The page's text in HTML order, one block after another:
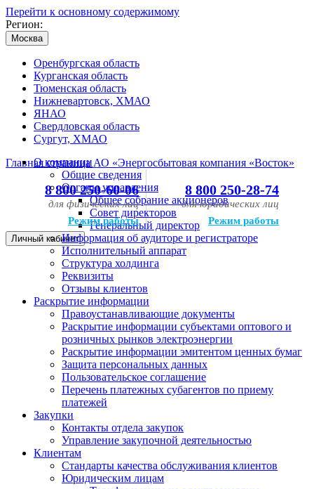
Перейти к основному содержимому
Регион:
Москва
Оренбургская область
Курганская область
Тюменская область
Нижневартовск, ХМАО
ЯНАО
Свердловская область
Сургут, ХМАО
Главная страница АО «Энергосбытовая компания «Восток»
8 800 250-60-06
для физических лиц
Режим работы
8 800 250-28-74
для юридических лиц
Режим работы
Личный кабинет
О компании
Общие сведения
Органы управления
Общее собрание акционеров
Совет директоров
Генеральный директор
Информация об аудиторе и регистраторе
Исполнительный аппарат
Структура холдинга
Реквизиты
Отзывы клиентов
Раскрытие информации
Правоустанавливающие документы
Раскрытие информации субъектами оптового и
розничных рынков электроэнергии
Раскрытие информации эмитентом ценных бумаг
Защита персональных данных
Пользовательское соглашение
Перечень платежных субагентов по приему
платежей
Закупки
Контакты отдела закупок
Управление закупочной деятельностью
Клиентам
Стандарты качества обслуживания клиентов
Юридическим лицам